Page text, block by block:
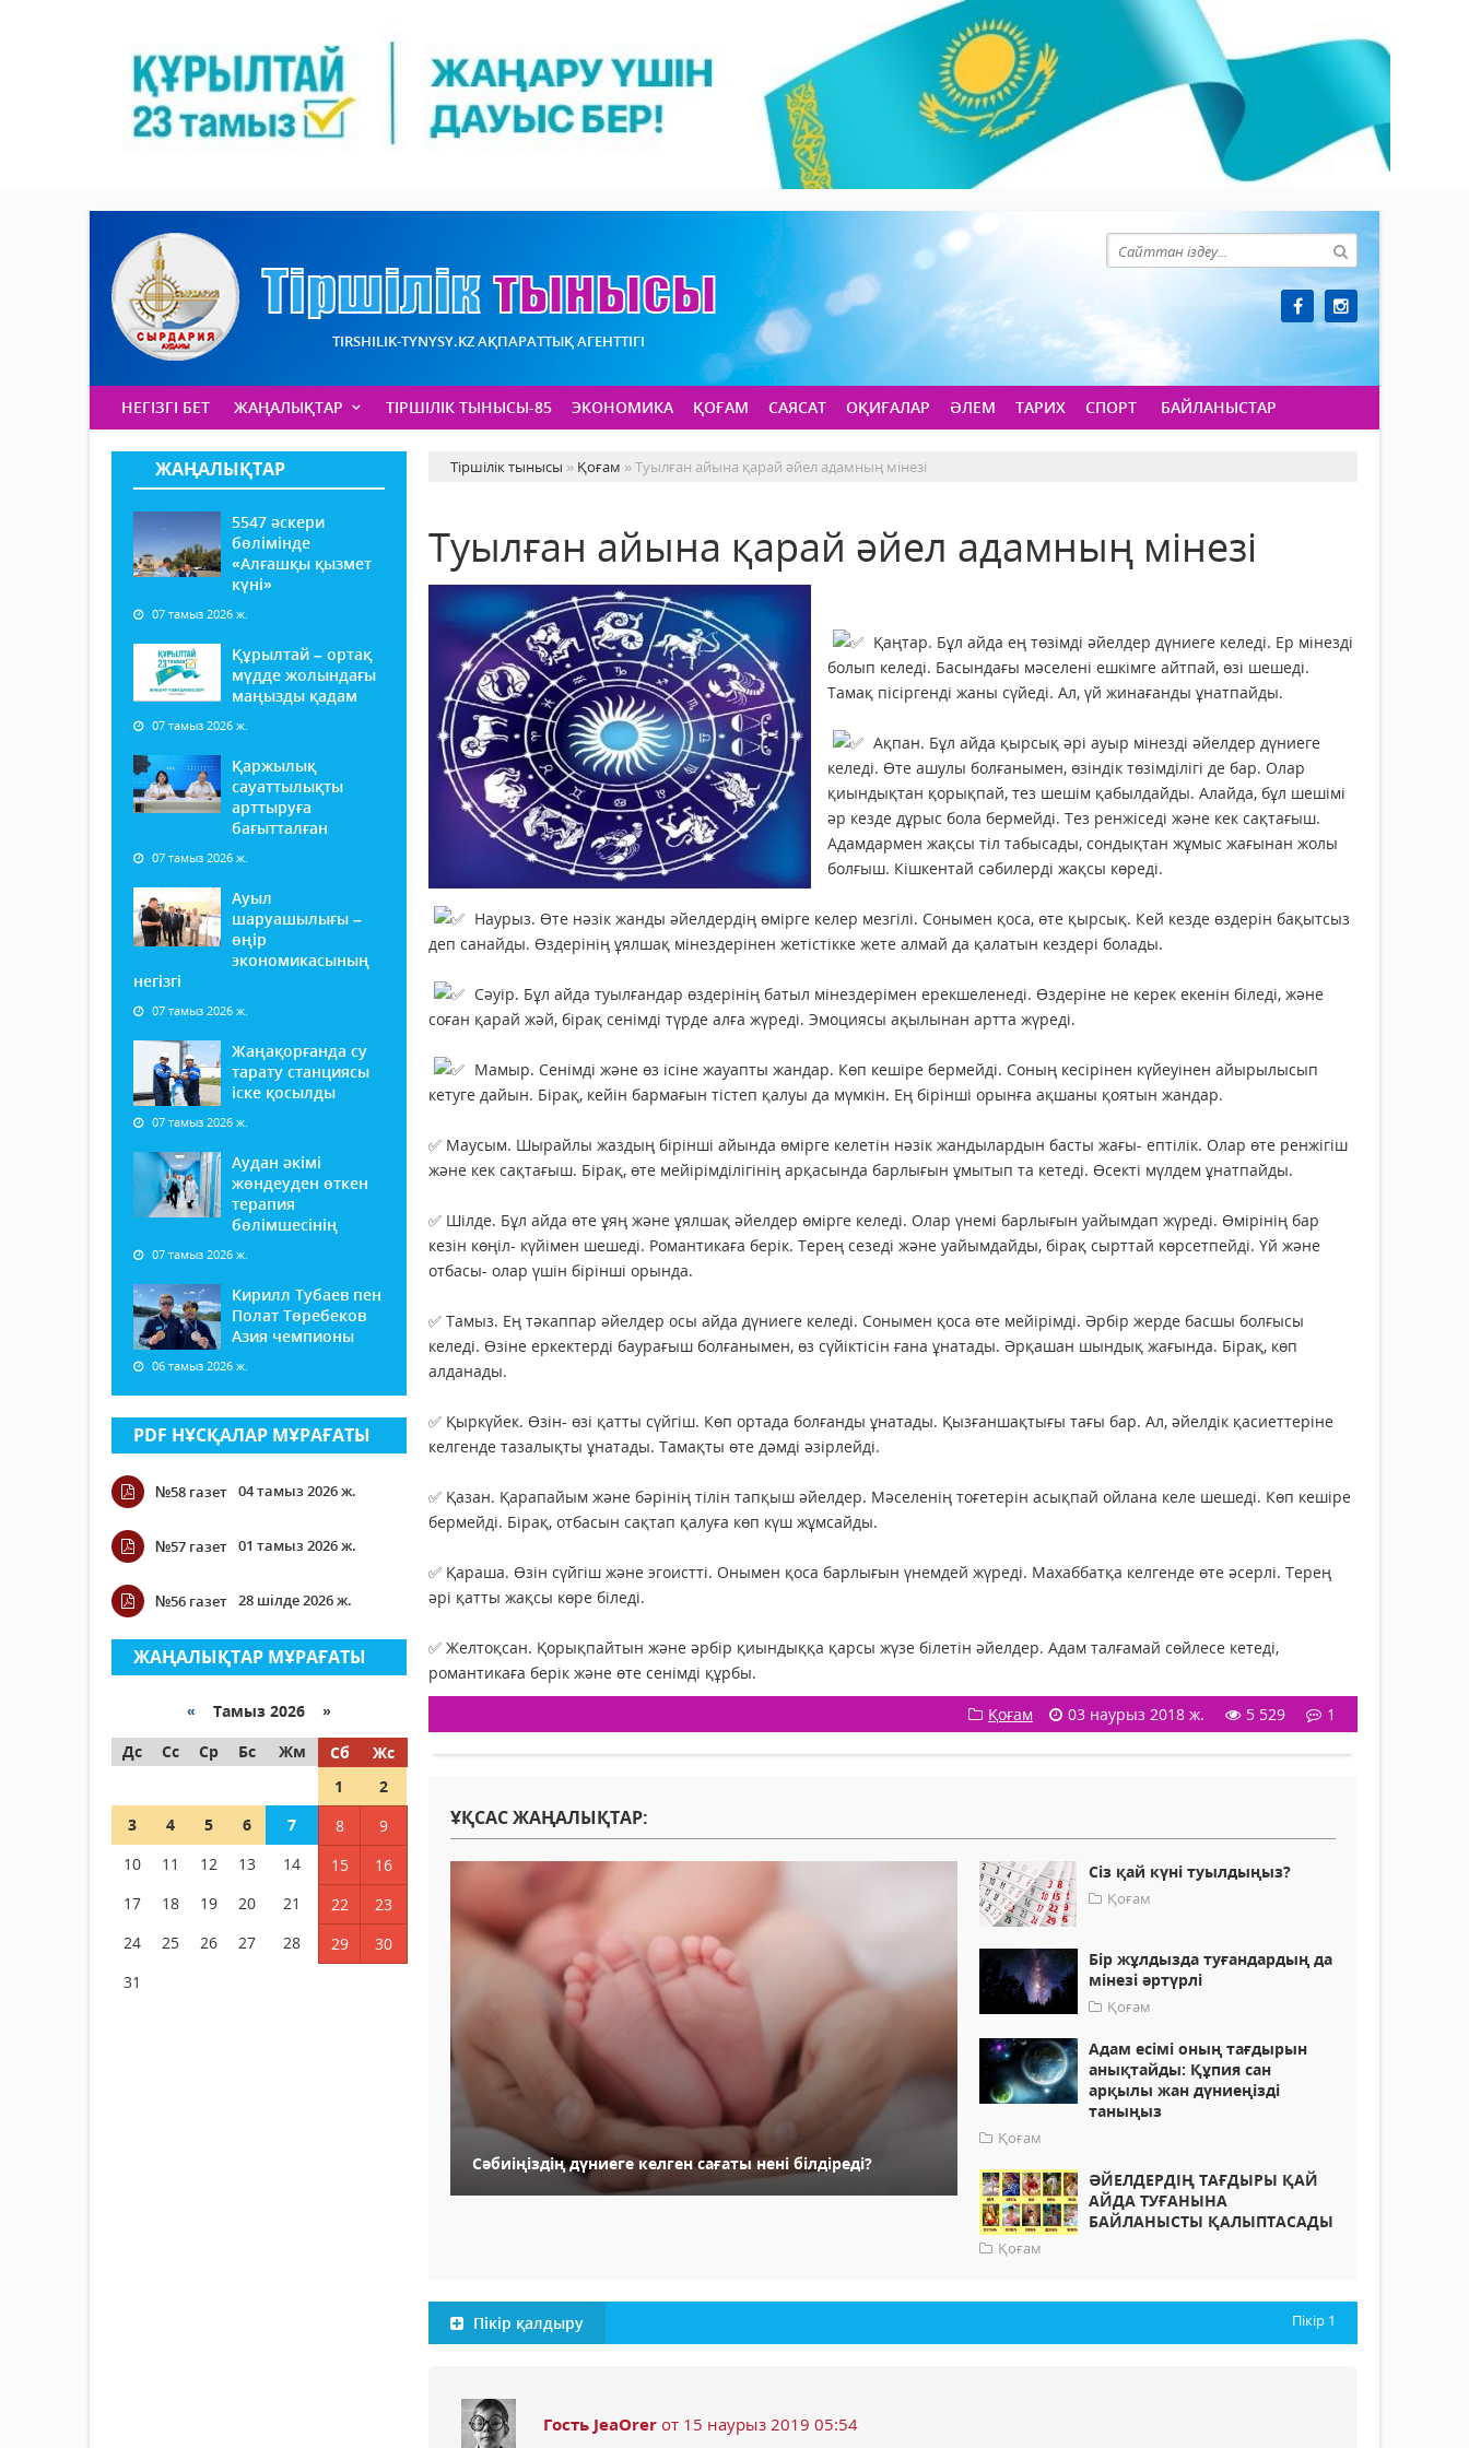
TIRSHILIK-TYNYSY.KZ АҚПАРАТТЫҚ АГЕНТТІГІ
НЕГІЗГІ БЕТ ЖАҢАЛЫҚТАР ТІРШІЛІК ТЫНЫСЫ-85 ЭКОНОМИКА ҚОҒАМ САЯСАТ ОҚИҒАЛАР ӘЛЕМ ТАРИХ СПОРТ БАЙЛАНЫСТАР
ЖАҢАЛЫҚТАР
5547 әскери
бөлімінде
«Алғашқы қызмет
күні»
07 тамыз 2026 ж.
Құрылтай – ортақ
мүдде жолындағы
маңызды қадам
07 тамыз 2026 ж.
Қаржылық
сауаттылықты
арттыруға
бағытталған
07 тамыз 2026 ж.
Ауыл
шаруашылығы –
өңір
экономикасының
негізгі
07 тамыз 2026 ж.
Жаңақорғанда су
тарату станциясы
іске қосылды
07 тамыз 2026 ж.
Аудан әкімі
жөндеуден өткен
терапия
бөлімшесінің
07 тамыз 2026 ж.
Кирилл Тубаев пен
Полат Төребеков
Азия чемпионы
06 тамыз 2026 ж.
PDF НҰСҚАЛАР МҰРАҒАТЫ
№58 газет 04 тамыз 2026 ж.
№57 газет 01 тамыз 2026 ж.
№56 газет 28 шілде 2026 ж.
ЖАҢАЛЫҚТАР МҰРАҒАТЫ
« Тамыз 2026 »
Дс
Сс Ср Бс Жм Сб
Жс
1
2
3
4 5 6 7 8
9
10
11 12 13 14 15
16
17
18 19 20 21 22
23
24
25 26 27 28 29
30
31
Тіршілік тынысы » Қоғам » Туылған айына қарай әйел адамның мінезі
Туылған айына қарай әйел адамның мінезі
Қаңтар. Бұл айда ең төзімді әйелдер дүниеге келеді. Ер мінезді
болып келеді. Басындағы мәселені ешкімге айтпай, өзі шешеді.
Тамақ пісіргенді жаны сүйеді. Ал, үй жинағанды ұнатпайды.
Ақпан. Бұл айда қырсық әрі ауыр мінезді әйелдер дүниеге
келеді. Өте ашулы болғанымен, өзіндік төзімділігі де бар. Олар
қиындықтан қорықпай, тез шешім қабылдайды. Алайда, бұл шешімі
әр кезде дұрыс бола бермейді. Тез ренжіседі және кек сақтағыш.
Адамдармен жақсы тіл табысады, сондықтан жұмыс жағынан жолы
болғыш. Кішкентай сәбилерді жақсы көреді.
Наурыз. Өте нәзік жанды әйелдердің өмірге келер мезгілі. Сонымен қоса, өте қырсық. Кей кезде өздерін бақытсыз
деп санайды. Өздерінің ұялшақ мінездерінен жетістікке жете алмай да қалатын кездері болады.
Сәуір. Бұл айда туылғандар өздерінің батыл мінездерімен ерекшеленеді. Өздеріне не керек екенін біледі, және
соған қарай жәй, бірақ сенімді түрде алға жүреді. Эмоциясы ақылынан артта жүреді.
Мамыр. Сенімді және өз ісіне жауапты жандар. Көп кешіре бермейді. Соның кесірінен күйеуінен айырылысып
кетуге дайын. Бірақ, кейін бармағын тістеп қалуы да мүмкін. Ең бірінші орынға ақшаны қоятын жандар.
✅ Маусым. Шырайлы жаздың бірінші айында өмірге келетін нәзік жандылардын басты жағы- ептілік. Олар өте ренжігіш
және кек сақтағыш. Бірақ, өте мейірімділігінің арқасында барлығын ұмытып та кетеді. Өсекті мүлдем ұнатпайды.
✅ Шілде. Бұл айда өте ұяң және ұялшақ әйелдер өмірге келеді. Олар үнемі барлығын уайымдап жүреді. Өмірінің бар
кезін көңіл- күйімен шешеді. Романтикаға берік. Терең сезеді және уайымдайды, бірақ сырттай көрсетпейді. Үй және
отбасы- олар үшін бірінші орында.
✅ Тамыз. Ең тәкаппар әйелдер осы айда дүниеге келеді. Сонымен қоса өте мейірімді. Әрбір жерде басшы болғысы
келеді. Өзіне еркектерді баурағыш болғанымен, өз сүйіктісін ғана ұнатады. Әрқашан шындық жағында. Бірақ, көп
алданады.
✅ Қыркүйек. Өзін- өзі қатты сүйгіш. Көп ортада болғанды ұнатады. Қызғаншақтығы тағы бар. Ал, әйелдік қасиеттеріне
келгенде тазалықты ұнатады. Тамақты өте дәмді әзірлейді.
✅ Қазан. Қарапайым және бәрінің тілін тапқыш әйелдер. Мәселенің тоғетерін асықпай ойлана келе шешеді. Көп кешіре
бермейді. Бірақ, отбасын сақтап қалуға көп күш жұмсайды.
✅ Қараша. Өзін сүйгіш және эгоистті. Онымен қоса барлығын үнемдей жүреді. Махаббатқа келгенде өте әсерлі. Терең
әрі қатты жақсы көре біледі.
✅ Желтоқсан. Қорықпайтын және әрбір қиындыққа қарсы жүзе білетін әйелдер. Адам талғамай сөйлесе кетеді,
романтикаға берік және өте сенімді құрбы.
Қоғам
03 наурыз 2018 ж. 5 529 1
ҰҚСАС ЖАҢАЛЫҚТАР:
Сәбиіңіздің дүниеге келген сағаты нені білдіреді?
Сіз қай күні туылдыңыз?
Қоғам
Бір жұлдызда туғандардың да
мінезі әртүрлі
Қоғам
Адам есімі оның тағдырын
анықтайды: Құпия сан
арқылы жан дүниеңізді
таныңыз
Қоғам
ӘЙЕЛДЕРДІҢ ТАҒДЫРЫ ҚАЙ
АЙДА ТУҒАНЫНА
БАЙЛАНЫСТЫ ҚАЛЫПТАСАДЫ
Қоғам
Пікір қалдыру Пікір 1
Гость JeaOrer от 15 наурыз 2019 05:54